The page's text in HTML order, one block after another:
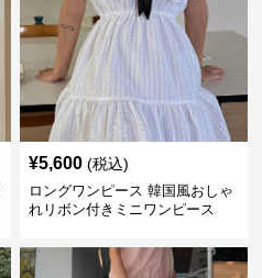
¥5,600 (税込)
ロングワンピース 韓国風おしゃ
れリボン付きミニワンピース